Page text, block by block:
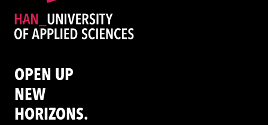
OPEN UP
NEW
HORIZONS.